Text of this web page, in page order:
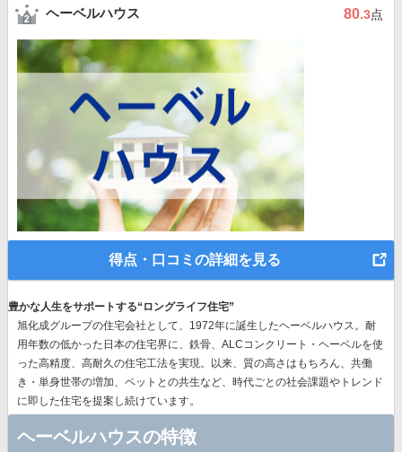
ヘーベルハウス 80.3点
得点・口コミの詳細を見る
豊かな人生をサポートする“ロングライフ住宅”
旭化成グループの住宅会社として、1972年に誕生したヘーベルハウス。耐
用年数の低かった日本の住宅界に、鉄骨、ALCコンクリート・ヘーベルを使
った高精度、高耐久の住宅工法を実現。以来、質の高さはもちろん、共働
き・単身世帯の増加、ペットとの共生など、時代ごとの社会課題やトレンド
に即した住宅を提案し続けています。
ヘーベルハウスの特徴